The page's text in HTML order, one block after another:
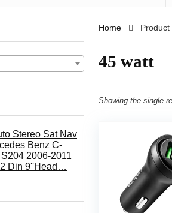
Stereo Sat Nav
Benz C-
2006-2011
Din 9''Head…
Home Product
‎45 watt
Showing the single